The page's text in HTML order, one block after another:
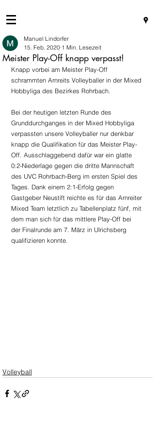
Meister Play-Off knapp verpasst!
Manuel Lindorfer
15. Feb. 2020 1 Min. Lesezeit
Knapp vorbei am Meister Play-Off
schrammten Arnreits Volleyballer in der Mixed
Hobbyliga des Bezirkes Rohrbach.
Bei der heutigen letzten Runde des
Grunddurchganges in der Mixed Hobbyliga
verpassten unsere Volleyballer nur denkbar
knapp die Qualifikation für das Meister Play-
Off. Ausschlaggebend dafür war ein glatte
0:2-Niederlage gegen die dritte Mannschaft
des UVC Rohrbach-Berg im ersten Spiel des
Tages. Dank einem 2:1-Erfolg gegen
Gastgeber Neustift reichte es für das Arnreiter
Mixed Team letztlich zu Tabellenplatz fünf, mit
dem man sich für das mittlere Play-Off bei
der Finalrunde am 7. März in Ulrichsberg
qualifizieren konnte.
Volleyball